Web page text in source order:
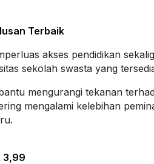
Terbaik
akses pendidikan
sekolah swasta yang
mengurangi tekanan
mengalami kelebihan
3,99